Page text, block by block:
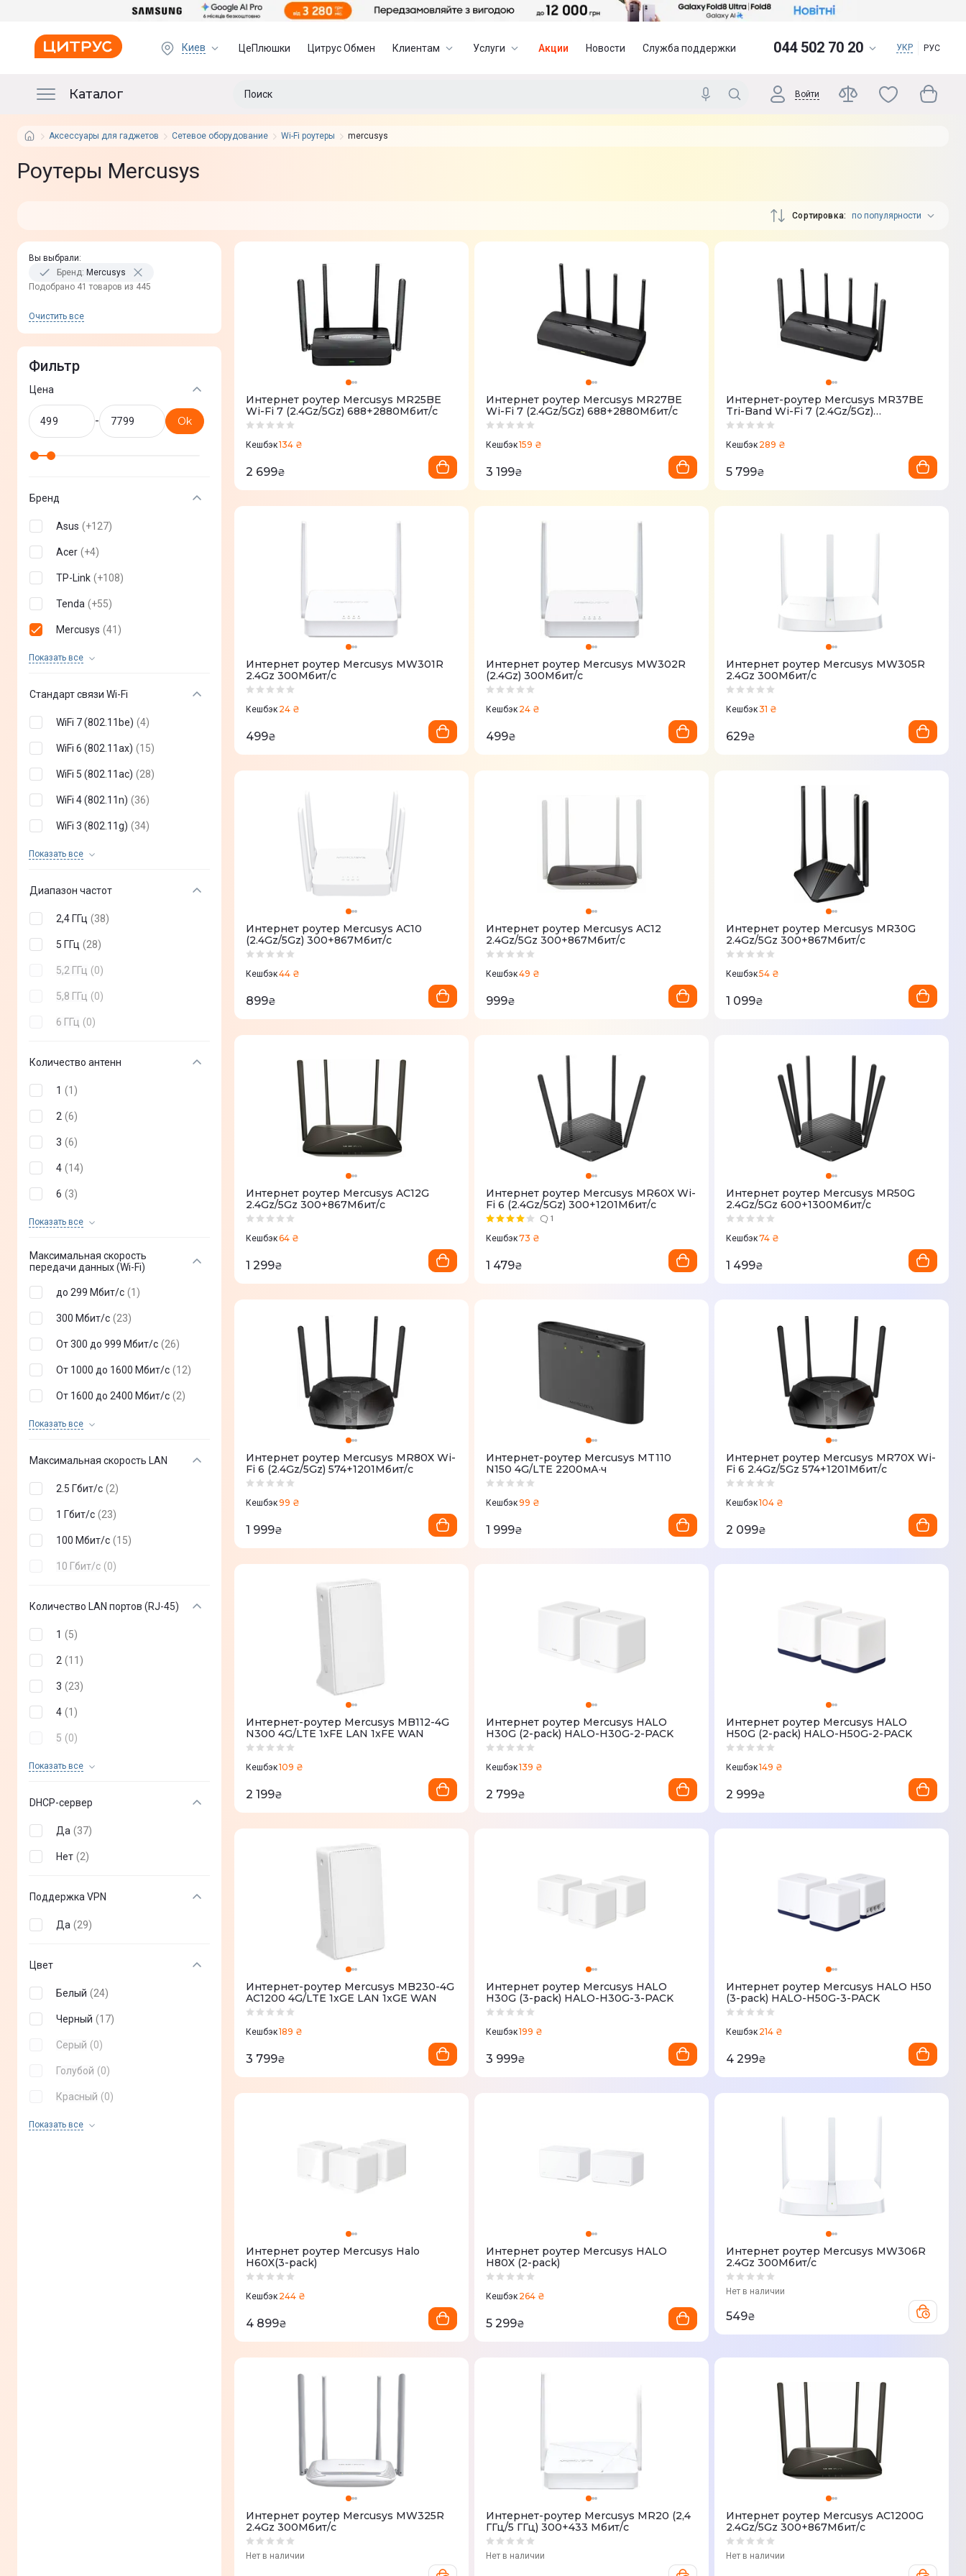
Киев ЦеПлюшки Цитрус Обмен Клиентам Услуги Акции Новости Служба поддержки 044 502 70 20 УКР РУС
Каталог Войти
Аксессуары для гаджетов Сетевое оборудование Wi-Fi роутеры mercusys
Роутеры Mercusys
Сортировка по популярности
Вы выбрали:
Бренд: Mercusys
Подобрано 41 товаров из 445
Очистить все
Фильтр
Цена
- Ok
Бренд
Asus (+127)
Acer (+4)
TP-Link (+108)
Tenda (+55)
Mercusys (41 )
Показать все
MikroTik
Стандарт связи Wi-Fi
WiFi 7 (802.11be) (4)
WiFi 6 (802.11ax) (15)
WiFi 5 (802.11ac) (28)
WiFi 4 (802.11n) (36)
WiFi 3 (802.11g) (34)
Показать всеWiFi 2 (802.11a)
Диапазон частот
2,4 ГГц (38)
5 ГГц (28)
5,2 ГГц (0)
5,8 ГГц (0)
6 ГГц (0)
Количество антенн
1 (1 )
2 (6)
3 (6)
4 (14)
6 (3)
Показать все
8 (1)
7 (0)
Максимальная скорость
передачи данных (Wi-Fi)
до 299 Мбит/с (1 )
300 Мбит/с (23)
От 300 до 999 Мбит/с (26)
От 1000 до 1600 Мбит/с (12)
От 1600 до 2400 Мбит/с (2)
Показать всеОт 2400 до 4999 Мбит/с
Максимальная скорость LAN
2.5 Гбит/с (2)
1 Гбит/с (23)
100 Мбит/с (15)
10 Гбит/с (0)
Количество LAN портов (RJ-45)
1 (5)
2 (11 )
3 (23)
4 (1 )
5 (0)
Показать все
6 (0)
DHCP-сервер
Да (37)
Нет (2)
Поддержка VPN
Да (29)
Цвет
Белый (24)
Черный (17)
Серый (0)
Голубой (0)
Красный (0)
Показать всеЧерно-красный
Интернет роутер Mercusys MR25BE
Wi-Fi 7 (2.4Gz/5Gz) 688+2880Мбит/с
Кешбэк134 ₴
2 699₴
Интернет роутер Mercusys MR27BE
Wi-Fi 7 (2.4Gz/5Gz) 688+2880Мбит/с
Кешбэк159 ₴
3 199₴
Интернет-роутер Mercusys MR37BE
Tri-Band Wi-Fi 7 (2.4Gz/5Gz)
688+5760Мбит/с
Кешбэк 289 ₴
5 799₴
Интернет роутер Mercusys MW301R
2.4Gz 300Мбит/с
Кешбэк 24 ₴
499₴
Интернет роутер Mercusys MW302R
(2.4Gz) 300Мбит/с
Кешбэк 24 ₴
499₴
Интернет роутер Mercusys MW305R
2.4Gz 300Мбит/с
Кешбэк31 ₴
629₴
Интернет роутер Mercusys AC10
(2.4Gz/5Gz) 300+867Мбит/с
Кешбэк44 ₴
899₴
Интернет роутер Mercusys AC12
2.4Gz/5Gz 300+867Мбит/с
Кешбэк49 ₴
999₴
Интернет роутер Mercusys MR30G
2.4Gz/5Gz 300+867Мбит/с
Кешбэк54 ₴
1 099₴
Интернет роутер Mercusys AC12G
2.4Gz/5Gz 300+867Мбит/с
Кешбэк64 ₴
1 299₴
Интернет роутер Mercusys MR60X Wi-
Fi 6 (2.4Gz/5Gz) 300+1201Мбит/с
1
Кешбэк73 ₴
1 479₴
Интернет роутер Mercusys MR50G
2.4Gz/5Gz 600+1300Мбит/с
Кешбэк74 ₴
1 499₴
Интернет роутер Mercusys MR80X Wi-
Fi 6 (2.4Gz/5Gz) 574+1201Мбит/с
Кешбэк99 ₴
1 999₴
Интернет-роутер Mercusys MT110
N150 4G/LTE 2200мА·ч
Кешбэк99 ₴
1 999₴
Интернет роутер Mercusys MR70X Wi-
Fi 6 2.4Gz/5Gz 574+1201Мбит/с
Кешбэк104 ₴
2 099₴
Интернет-роутер Mercusys MB112-4G
N300 4G/LTE 1xFE LAN 1xFE WAN
Кешбэк109 ₴
2 199₴
Интернет роутер Mercusys HALO
H30G (2-pack) HALO-H30G-2-PACK
Кешбэк139 ₴
2 799₴
Интернет роутер Mercusys HALO
H50G (2-pack) HALO-H50G-2-PACK
Кешбэк149 ₴
2 999₴
Интернет-роутер Mercusys MB230-4G
AC1200 4G/LTE 1xGE LAN 1xGE WAN
Кешбэк189 ₴
3 799₴
Интернет роутер Mercusys HALO
H30G (3-pack) HALO-H30G-3-PACK
Кешбэк199 ₴
3 999₴
Интернет роутер Mercusys HALO H50
(3-pack) HALO-H50G-3-PACK
Кешбэк 214 ₴
4 299₴
Интернет роутер Mercusys Halo
H60X(3-pack)
Кешбэк 244 ₴
4 899₴
Интернет роутер Mercusys HALO
H80X (2-pack)
Кешбэк 264 ₴
5 299₴
Интернет роутер Mercusys MW306R
2.4Gz 300Мбит/с
Нет в наличии
549₴
Интернет роутер Mercusys MW325R
2.4Gz 300Мбит/с
Нет в наличии
Интернет-роутер Mercusys MR20 (2,4
ГГц/5 ГГц) 300+433 Мбит/с
Нет в наличии
Интернет роутер Mercusys AC1200G
2.4Gz/5Gz 300+867Мбит/с
Нет в наличии